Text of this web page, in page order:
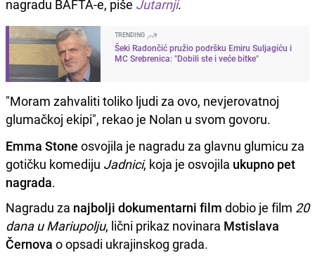
nagradu BAFTA-e, piše Jutarnji.
TRENDING
Šeki Radončić pružio podršku Emiru Suljagiću i
MC Srebrenica: "Dobili ste i veće bitke"
"Moram zahvaliti toliko ljudi za ovo, nevjerovatnoj
glumačkoj ekipi", rekao je Nolan u svom govoru.
Emma Stone osvojila je nagradu za glavnu glumicu za
gotičku komediju Jadnici, koja je osvojila ukupno pet
nagrada.
Nagradu za najbolji dokumentarni film dobio je film 20
dana u Mariupolju, lični prikaz novinara Mstislava
Černova o opsadi ukrajinskog grada.